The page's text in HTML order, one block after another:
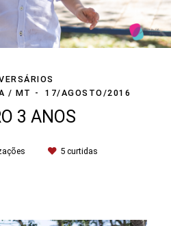
/ MT
17/AGOSTO/2016
3 ANOS
5 curtidas